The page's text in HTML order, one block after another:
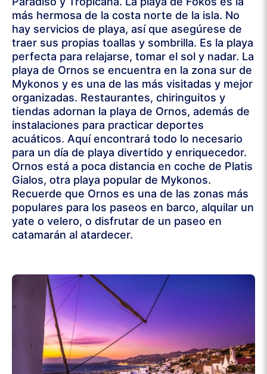
más hermosa de la costa norte de la isla. No
hay servicios de playa, así que asegúrese de
traer sus propias toallas y sombrilla. Es la playa
perfecta para relajarse, tomar el sol y nadar. La
playa de Ornos se encuentra en la zona sur de
Mykonos y es una de las más visitadas y mejor
organizadas. Restaurantes, chiringuitos y
tiendas adornan la playa de Ornos, además de
instalaciones para practicar deportes
acuáticos. Aquí encontrará todo lo necesario
para un día de playa divertido y enriquecedor.
Ornos está a poca distancia en coche de Platis
Gialos, otra playa popular de Mykonos.
Recuerde que Ornos es una de las zonas más
populares para los paseos en barco, alquilar un
yate o velero, o disfrutar de un paseo en
catamarán al atardecer.